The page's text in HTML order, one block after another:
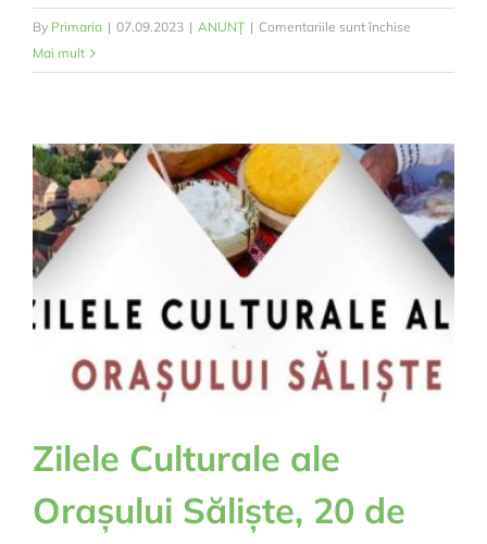
By Primaria | 07.09.2023 | ANUNȚ | Comentariile sunt închise
de
sustenabilă
a
locuinței
Mai mult
Zilele Culturale ale
Orașului Săliște, 20 de